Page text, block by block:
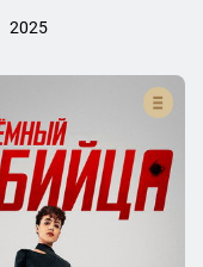
2025